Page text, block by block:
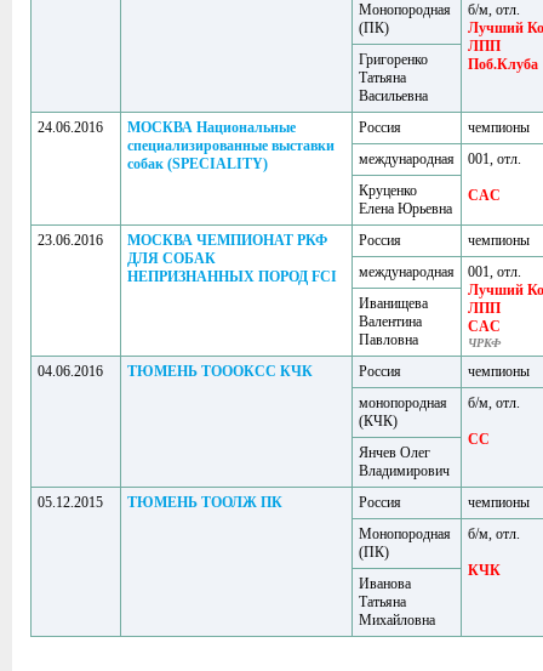
Монопородная
(ПК)
б/м, отл.
Лучший
ЛПП
Поб.Клуба
Григоренко
Татьяна
Васильевна
24.06.2016
МОСКВА Национальные
специализированные выставки
собак (SPECIALITY)
Россия
чемпионы
международная
001, отл.
CAC
Круценко
Елена Юрьевна
23.06.2016
МОСКВА ЧЕМПИОНАТ РКФ
ДЛЯ СОБАК
НЕПРИЗНАННЫХ ПОРОД FCI
Россия
чемпионы
международная
001, отл.
Лучший
ЛПП
CAC
ЧРКФ
Иванищева
Валентина
Павловна
04.06.2016
ТЮМЕНЬ ТОООКСС КЧК Россия
чемпионы
монопородная
(КЧК)
б/м, отл.
CC
Янчев Олег
Владимирович
05.12.2015
ТЮМЕНЬ ТООЛЖ ПК Россия
чемпионы
Монопородная
(ПК)
б/м, отл.
КЧК
Иванова
Татьяна
Михайловна